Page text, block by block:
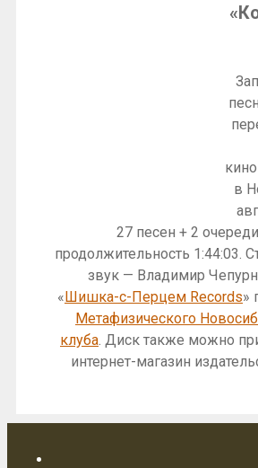
в
27 песен + 2
продолжительность 1:44:03.
звук — Владимир
«Шишка-с-Перцем Records»
Метафизического
клуба . Диск также можно
интернет-магазин